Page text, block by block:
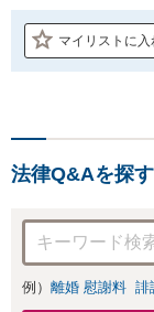
マイリストに入
法律Q&Aを探す
例） 離婚 慰謝料 誹